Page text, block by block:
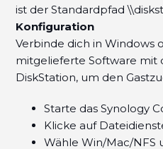
ist der Standardpfad
Konfiguration
Verbinde dich in Windows
mitgelieferte Software mit
DiskStation, um den
Starte das Synology
Klicke auf
Wähle Win/Mac/NFS